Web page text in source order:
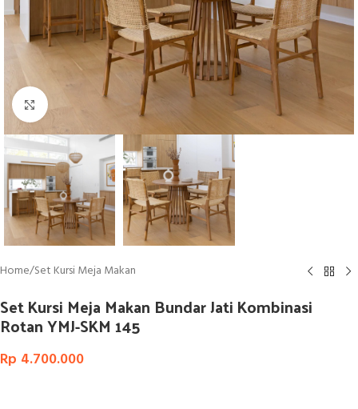
Click to enlarge
Home/Set Kursi Meja Makan
Set Kursi Meja Makan Bundar Jati Kombinasi
Rotan YMJ-SKM 145
Rp 4.700.000